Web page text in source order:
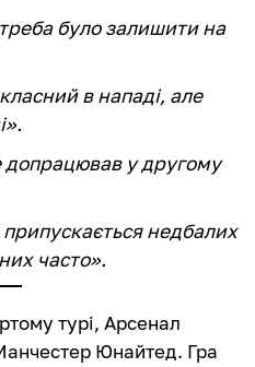
було залишити на
в нападі, але
допрацював у другому
недбалих
часто».
турі, Арсенал
Юнайтед. Гра